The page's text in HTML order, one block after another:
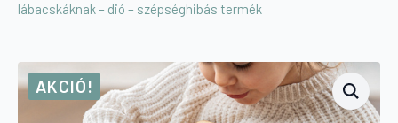
lábacskáknak – dió – szépséghibás termék
AKCIÓ!